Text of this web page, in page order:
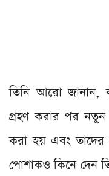
তিনি আরো জানান,
গ্রহণ করার পর নতুন
করা হয় এবং তাদের
পোশাকও কিনে দেন